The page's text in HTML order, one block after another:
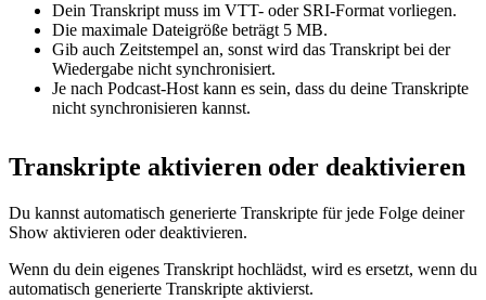
Dein Transkript muss im VTT- oder SRI-Format vorliegen.
Die maximale Dateigröße beträgt 5 MB.
Gib auch Zeitstempel an, sonst wird das Transkript bei der
Wiedergabe nicht synchronisiert.
Je nach Podcast-Host kann es sein, dass du deine Transkripte
nicht synchronisieren kannst.
Transkripte aktivieren oder deaktivieren
Du kannst automatisch generierte Transkripte für jede Folge deiner
Show aktivieren oder deaktivieren.
Wenn du dein eigenes Transkript hochlädst, wird es ersetzt, wenn du
automatisch generierte Transkripte aktivierst.